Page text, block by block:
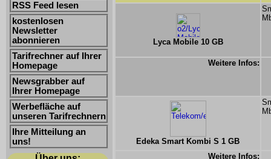
RSS Feed lesen
kostenlosen
Newsletter
abonnieren
Tarifrechner auf Ihrer
Homepage
Newsgrabber auf
Ihrer Homepage
Werbefläche auf
unseren Tarifrechnern
Ihre Mitteilung an
uns!
Lyca Mobile 10 GB
Weitere Infos:
Edeka Smart Kombi S 1 GB
Weitere Infos: